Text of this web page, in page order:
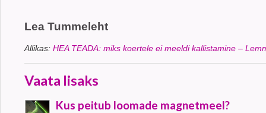
Lea Tummeleht
Allikas: HEA TEADA: miks koertele ei meeldi kallistamine –
Vaata lisaks
Kus peitub loomade magnetmeel?